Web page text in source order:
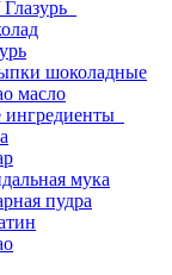
шоколадные
масло
мука
пудра